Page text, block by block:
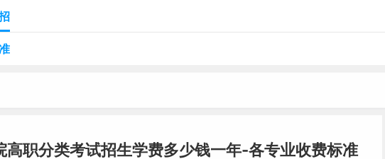
职分类考试招生学费多少钱一年-各专业收费标准